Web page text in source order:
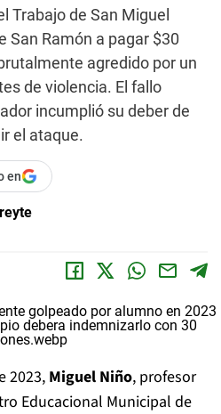
Trabajo de San Miguel
San Ramón a pagar $30
agredido por un
de violencia. El fallo
incumplió su deber de
el ataque.
en
2023, Miguel Niño, profesor
Educacional Municipal de